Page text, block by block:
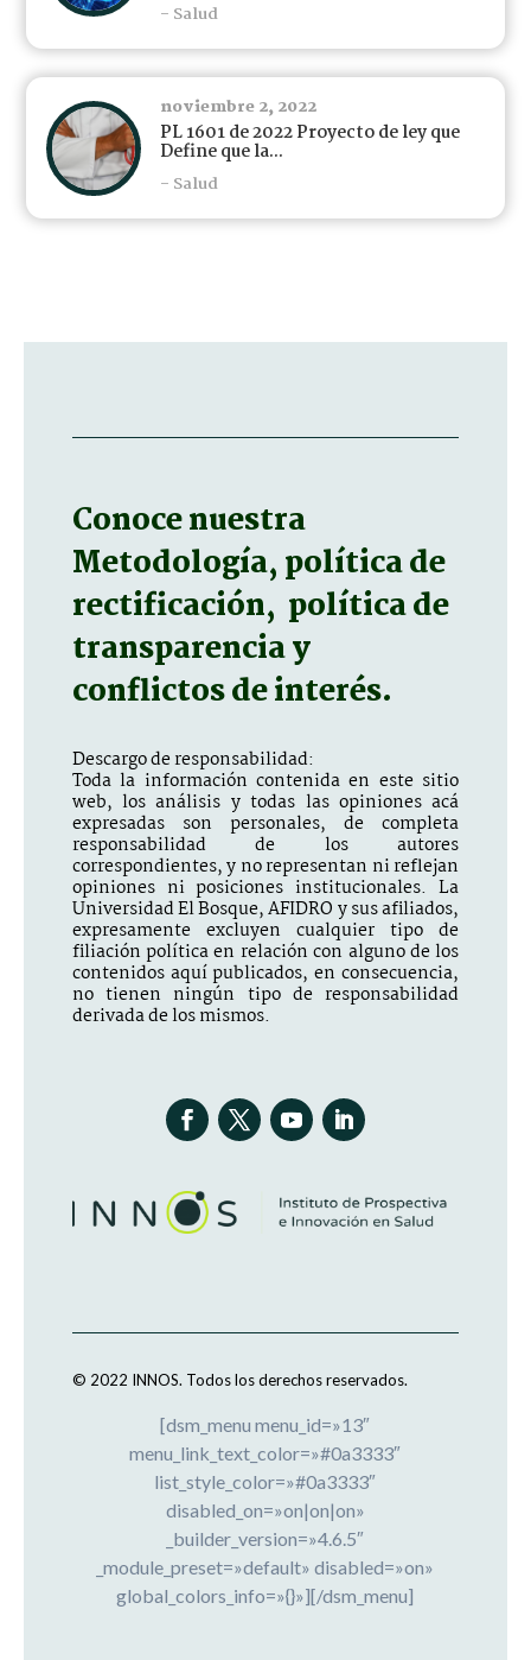
- Salud
noviembre 2, 2022
PL 1601 de 2022 Proyecto de ley que
Define que la...
- Salud
Conoce nuestra
Metodología, política de
rectificación, política de
transparencia y
conflictos de interés.
Descargo de responsabilidad:
Toda la información contenida en este sitio
web, los análisis y todas las opiniones acá
expresadas son personales, de completa
responsabilidad de los autores
correspondientes, y no representan ni reflejan
opiniones ni posiciones institucionales. La
Universidad El Bosque, AFIDRO y sus afiliados,
expresamente excluyen cualquier tipo de
filiación política en relación con alguno de los
contenidos aquí publicados, en consecuencia,
no tienen ningún tipo de responsabilidad
derivada de los mismos.
© 2022 INNOS. Todos los derechos reservados.
[dsm_menu menu_id=»13″
menu_link_text_color=»#0a3333″
list_style_color=»#0a3333″
disabled_on=»on|on|on»
_builder_version=»4.6.5″
_module_preset=»default» disabled=»on»
global_colors_info=»{}»][/dsm_menu]